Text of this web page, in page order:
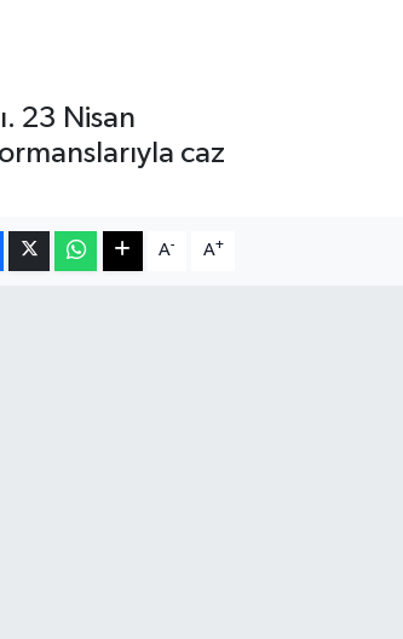
23 Nisan
caz
A- A+